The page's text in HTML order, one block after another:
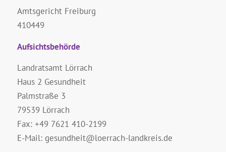
Amtsgericht Freiburg
410449
Aufsichtsbehörde
Landratsamt Lörrach
Haus 2 Gesundheit
Palmstraße 3
79539 Lörrach
Fax: +49 7621 410-2199
E-Mail: gesundheit@loerrach-landkreis.de